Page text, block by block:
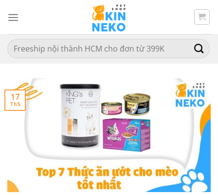
đến
dung
Search
for:
17
Th5